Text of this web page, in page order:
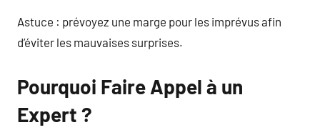
Astuce : prévoyez une marge pour les imprévus afin
d’éviter les mauvaises surprises.
Pourquoi Faire Appel à un
Expert ?